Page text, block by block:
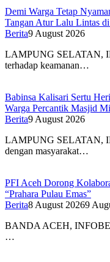
Demi Warga Tetap
Tangan Atur Lalu Lintas
Berita9 August 2026
LAMPUNG SELATAN,
terhadap keamanan…
Babinsa Kalisari Sertu
Warga Percantik Masjid
Berita9 August 2026
LAMPUNG SELATAN,
dengan masyarakat…
PFI Aceh Dorong
“Prahara Pulau Emas”
Berita8 August 20269
BANDA ACEH,
…